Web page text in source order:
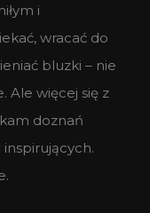
i
wracać do
bluzki – nie
Ale więcej się z
doznań